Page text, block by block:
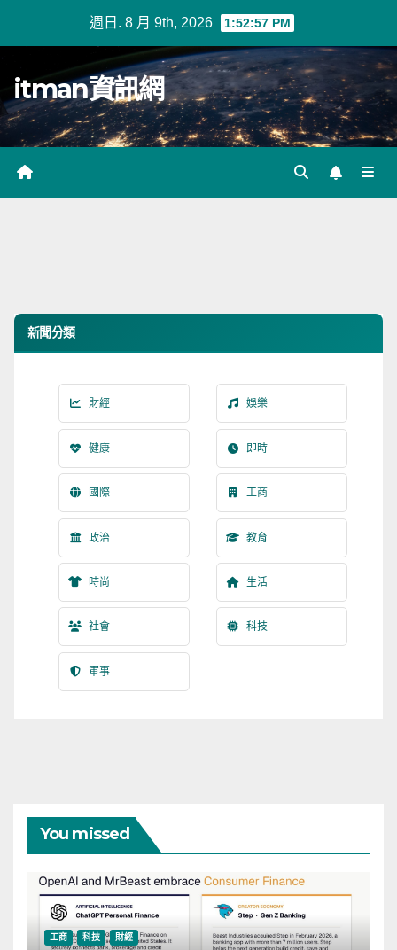
週日. 8 月 9th, 2026 1:52:57 PM
itman資訊網
新聞分類
財經 娛樂
健康 即時
國際 工商
政治 教育
時尚 生活
社會 科技
軍事
You missed
工商 科技 財經